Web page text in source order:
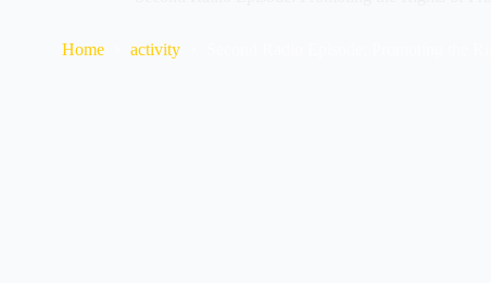
Home activity